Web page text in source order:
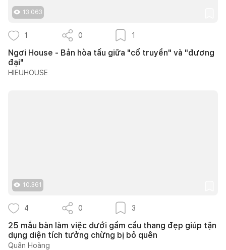
13.063
1 0 1
Ngơi House - Bản hòa tấu giữa "cổ truyền" và "đương
đại"
HIEUHOUSE
10.361
4 0 3
25 mẫu bàn làm việc dưới gầm cầu thang đẹp giúp tận
dụng diện tích tưởng chừng bị bỏ quên
Quân Hoàng